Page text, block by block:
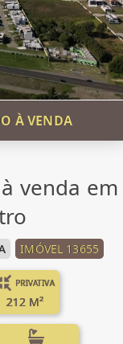
À VENDA
venda em
IMÓVEL 13655
PRIVATIVA
212 M²